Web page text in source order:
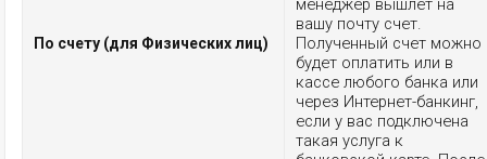
По счету (для Физических лиц)
менеджер вышлет на
вашу почту счет.
Полученный счет можно
будет оплатить или в
кассе любого банка или
через Интернет-банкинг,
если у вас подключена
такая услуга к